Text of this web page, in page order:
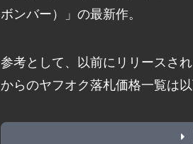
ボンバー）」の最新作。
参考として、以前にリリースさ
からのヤフオク落札価格一覧は以